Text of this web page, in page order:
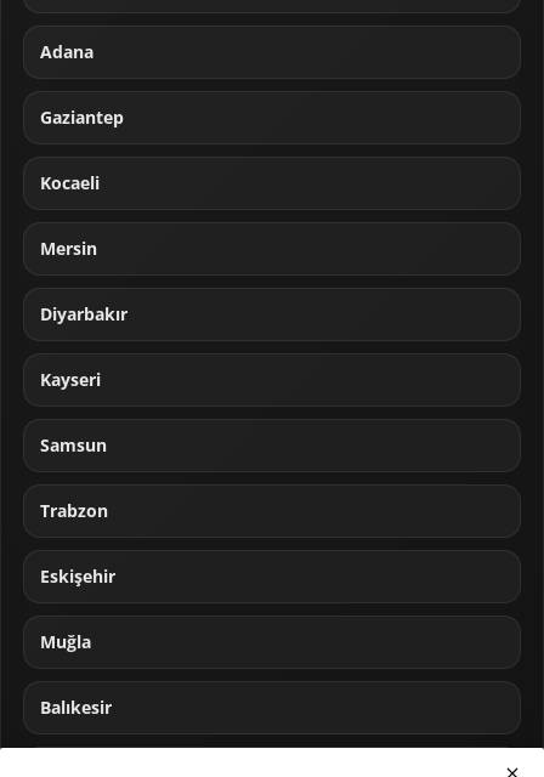
Adana
Gaziantep
Kocaeli
Mersin
Diyarbakır
Kayseri
Samsun
Trabzon
Eskişehir
Muğla
Balıkesir